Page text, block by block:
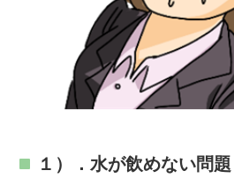
１）．水が飲めない問題